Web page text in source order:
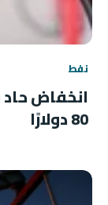
نفط
انخفاض
80 دولارًا